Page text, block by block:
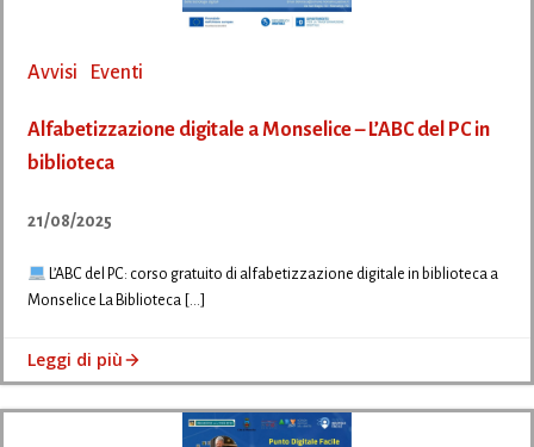
Avvisi Eventi
Alfabetizzazione digitale a Monselice – L’ABC del PC in
biblioteca
21/08/2025
L’ABC del PC: corso gratuito di alfabetizzazione digitale in biblioteca a
Monselice La Biblioteca […]
Leggi di più